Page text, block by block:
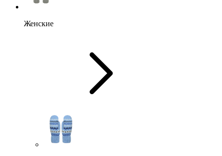
Женские